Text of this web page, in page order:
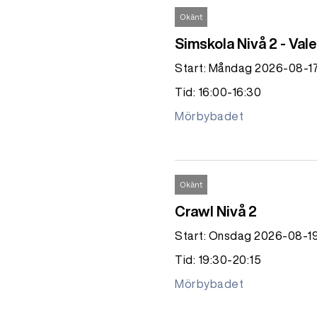
Okänt
Simskola Nivå 2 -
Start: Måndag 2026-08-
Tid: 16:00-16:30
Mörbybadet
Okänt
Crawl Nivå 2
Start: Onsdag 2026-08-
Tid: 19:30-20:15
Mörbybadet